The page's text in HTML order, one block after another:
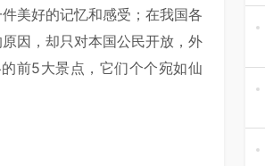
美好的记忆和感受；在我国各
因，却只对本国公民开放，外
前5大景点，它们个个宛如仙